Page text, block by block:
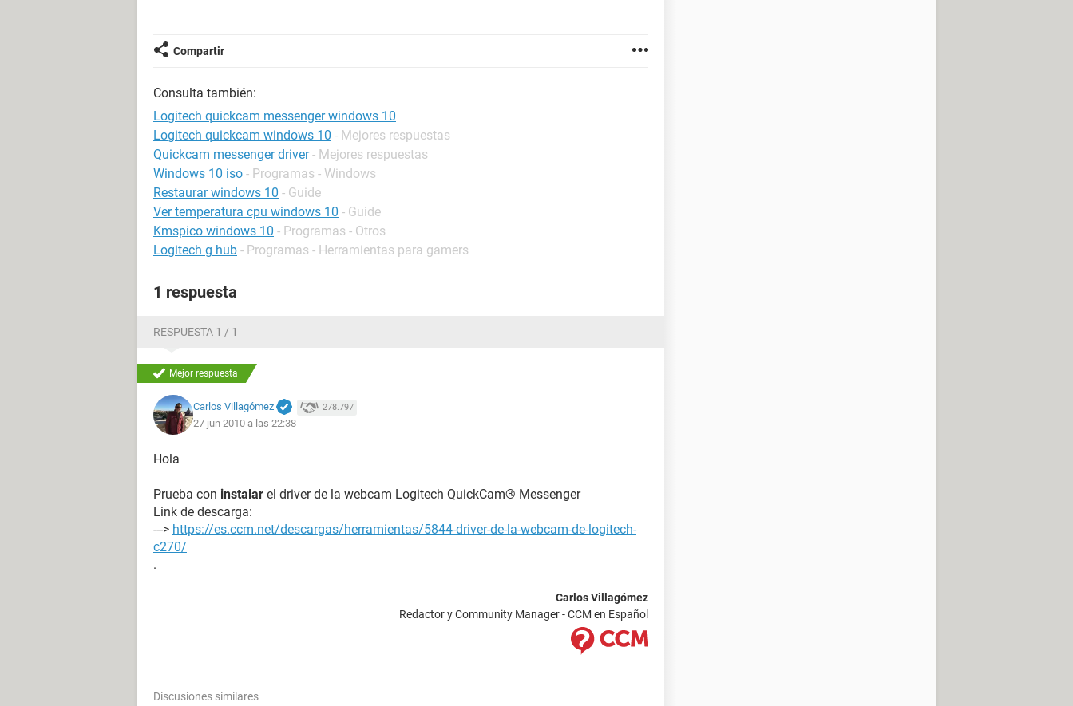
Compartir
Consulta también:
Logitech quickcam messenger windows 10
Logitech quickcam windows 10 - Mejores respuestas
Quickcam messenger driver - Mejores respuestas
Windows 10 iso - Programas - Windows
Restaurar windows 10 - Guide
Ver temperatura cpu windows 10 - Guide
Kmspico windows 10 - Programas - Otros
Logitech g hub - Programas - Herramientas para gamers
1 respuesta
RESPUESTA 1 / 1
Mejor respuesta
Carlos Villagómez 278.797
27 jun 2010 a las 22:38
Hola
Prueba con instalar el driver de la webcam Logitech QuickCam® Messenger
Link de descarga:
---> https://es.ccm.net/descargas/herramientas/5844-driver-de-la-webcam-de-logitech-
c270/
.
Carlos Villagómez
Redactor y Community Manager - CCM en Español
Discusiones similares